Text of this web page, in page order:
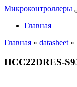
Микроконтроллеры
Главная
Главная » datasheet »
HCC22DRES-